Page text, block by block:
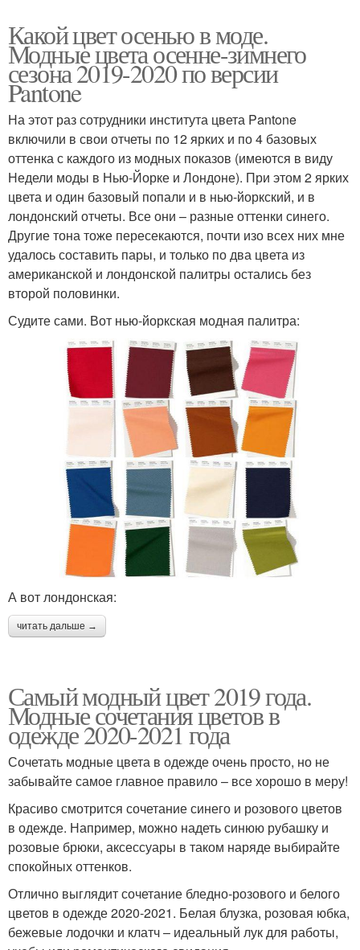
Какой цвет осенью в моде.
Модные цвета осенне-зимнего
сезона 2019-2020 по версии
Pantone
На этот раз сотрудники института цвета Pantone
включили в свои отчеты по 12 ярких и по 4 базовых
оттенка с каждого из модных показов (имеются в виду
Недели моды в Нью-Йорке и Лондоне). При этом 2 ярких
цвета и один базовый попали и в нью-йоркский, и в
лондонский отчеты. Все они – разные оттенки синего.
Другие тона тоже пересекаются, почти изо всех них мне
удалось составить пары, и только по два цвета из
американской и лондонской палитры остались без
второй половинки.
Судите сами. Вот нью-йоркская модная палитра:
А вот лондонская:
читать дальше →
Самый модный цвет 2019 года.
Модные сочетания цветов в
одежде 2020-2021 года
Сочетать модные цвета в одежде очень просто, но не
забывайте самое главное правило – все хорошо в меру!
Красиво смотрится сочетание синего и розового цветов
в одежде. Например, можно надеть синюю рубашку и
розовые брюки, аксессуары в таком наряде выбирайте
спокойных оттенков.
Отлично выглядит сочетание бледно-розового и белого
цветов в одежде 2020-2021. Белая блузка, розовая юбка,
бежевые лодочки и клатч – идеальный лук для работы,